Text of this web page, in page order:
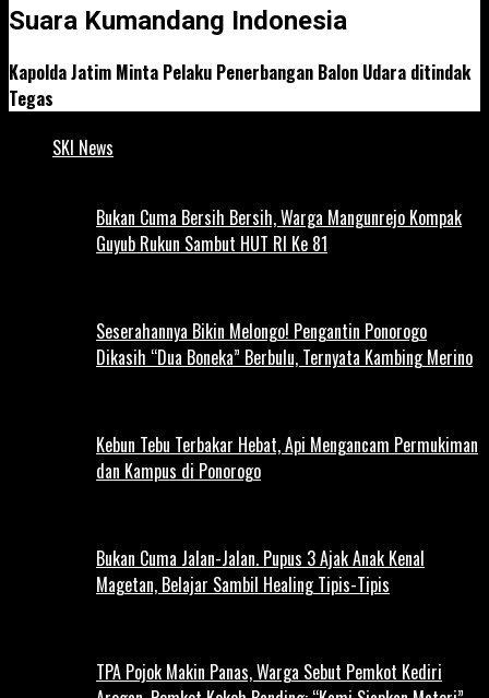
Suara Kumandang Indonesia
Kapolda Jatim Minta Pelaku Penerbangan Balon Udara ditindak
Tegas
SKI News
Bukan Cuma Bersih Bersih, Warga Mangunrejo Kompak
Guyub Rukun Sambut HUT RI Ke 81
Seserahannya Bikin Melongo! Pengantin Ponorogo
Dikasih “Dua Boneka” Berbulu, Ternyata Kambing Merino
Kebun Tebu Terbakar Hebat, Api Mengancam Permukiman
dan Kampus di Ponorogo
Bukan Cuma Jalan-Jalan. Pupus 3 Ajak Anak Kenal
Magetan, Belajar Sambil Healing Tipis-Tipis
TPA Pojok Makin Panas, Warga Sebut Pemkot Kediri